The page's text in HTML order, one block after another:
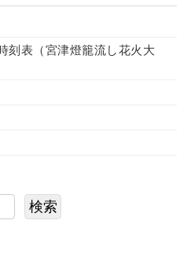
刻表（宮津燈籠流し花火大
検索